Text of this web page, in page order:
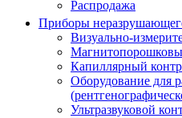
Распродажа
Приборы
Визуально-
Капиллярный
Оборудование для
Ультразвуковой